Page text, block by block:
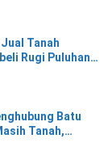
Tanah
Rugi Puluhan
Batu
Tanah,